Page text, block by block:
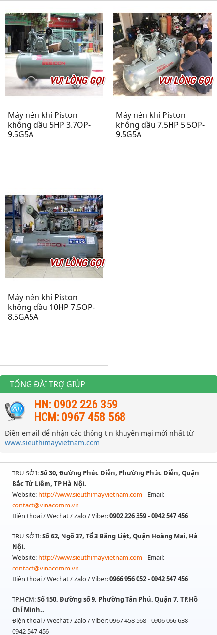
VUI LÒNG GỌI
Máy nén khí Piston
không dầu 5HP 3.7OP-
9.5G5A
VUI LÒNG GỌI
Máy nén khí Piston
không dầu 7.5HP 5.5OP-
9.5G5A
VUI LÒNG GỌI
Máy nén khí Piston
không dầu 10HP 7.5OP-
8.5GA5A
TỔNG ĐÀI TRỢ GIÚP
HN: 0902 226 359
HCM: 0967 458 568
Điền email để nhận các thông tin khuyến mại mới nhất từ
www.sieuthimayvietnam.com
TRỤ SỞ I:Số 30, Đường Phúc Diễn, Phường Phúc Diễn, Quận
Bắc Từ Liêm, TP Hà Nội.
Website: http://www.sieuthimayvietnam.com- Email:
contact@vinacomm.vn
Điện thoai / Wechat / Zalo / Viber:0902 226 359 - 0942 547 456
TRỤ SỞ II:Số 62, Ngõ 37, Tổ 3 Bằng Liệt, Quận Hoàng Mai, Hà
Nội.
Website: http://www.sieuthimayvietnam.com- Email:
contact@vinacomm.vn
Điện thoai / Wechat / Zalo / Viber:0966 956 052 - 0942 547 456
TP.HCM:Số 150, Đường số 9, Phường Tân Phú, Quận 7, TP.Hồ
Chí Minh..
Điện thoai / Wechat / Zalo / Viber: 0967 458 568 - 0906 066 638 -
0942 547 456